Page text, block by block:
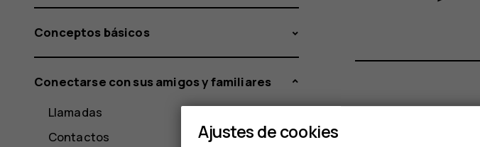
Conceptos básicos
Conectarse con sus amigos y familiares
Llamadas
Contactos
Ajustes de cookies